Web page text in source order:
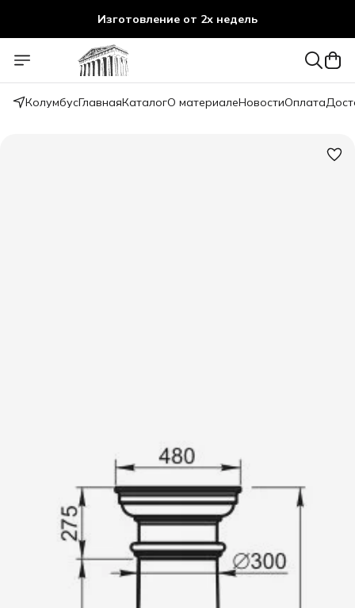
Изготовление от 2х недель
КолумбусГлавнаяКаталогО материалеНовостиОплата